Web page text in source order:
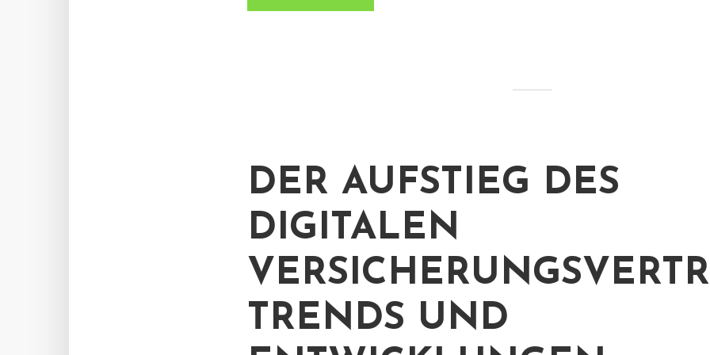
DER AUFSTIEG DES
DIGITALEN
TRENDS UND